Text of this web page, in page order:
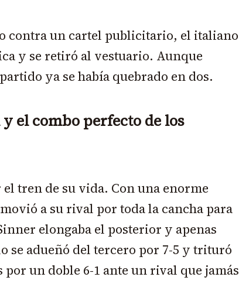
contra un cartel publicitario, el italiano
y se retiró al vestuario. Aunque
ya se había quebrado en dos.
el combo perfecto de los
el tren de su vida. Con una enorme
a su rival por toda la cancha para
elongaba el posterior y apenas
se adueñó del tercero por 7-5 y trituró
un doble 6-1 ante un rival que jamás